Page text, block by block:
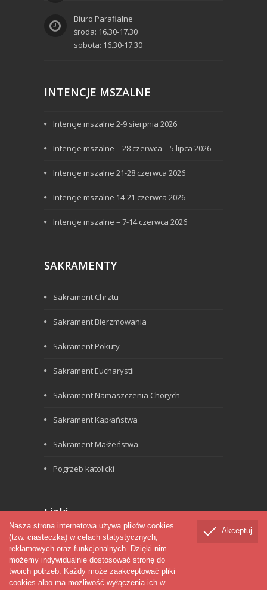
Biuro Parafialne
środa: 16.30-17.30
sobota: 16.30-17.30
INTENCJE MSZALNE
Intencje mszalne 2-9 sierpnia 2026
Intencje mszalne – 28 czerwca – 5 lipca 2026
Intencje mszalne 21-28 czerwca 2026
Intencje mszalne 14-21 czerwca 2026
Intencje mszalne – 7-14 czerwca 2026
SAKRAMENTY
Sakrament Chrztu
Sakrament Bierzmowania
Sakrament Pokuty
Sakrament Eucharystii
Sakrament Namaszczenia Chorych
Sakrament Kapłaństwa
Sakrament Małżeństwa
Pogrzeb katolicki
Linki
Biblia
Werbiści
Seminarium
Czytania liturgiczne
Akceptuj
Nasza strona internetowa używa plików cookies
(tzw. ciasteczka) w celach statystycznych,
reklamowych oraz funkcjonalnych. Dzięki nim
możemy indywidualnie dostosować stronę do
twoich potrzeb. Każdy może zaakceptować pliki
cookies albo ma możliwość wyłączenia ich w